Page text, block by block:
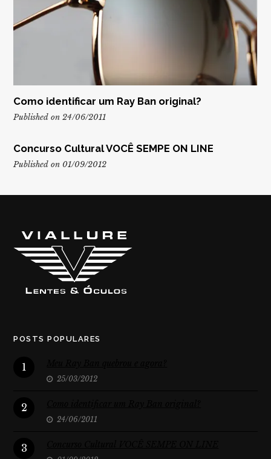
Como identificar um Ray Ban original?
Published on 24/06/2011
Concurso Cultural VOCÊ SEMPE ON LINE
Published on 01/09/2012
POSTS POPULARES
1
25/03/2012
2
24/06/2011
3